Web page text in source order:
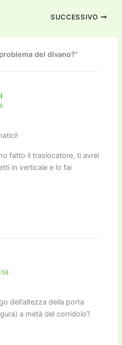
d
o
n
a
m
p
y
Li
n
k
k
e
dI
n
n
di
vi
SUCCESSIVO
del divano?”
fatto il traslocatore, ti avrei
in verticale e lo fai
dell’altezza della porta
a metà del corridoio?